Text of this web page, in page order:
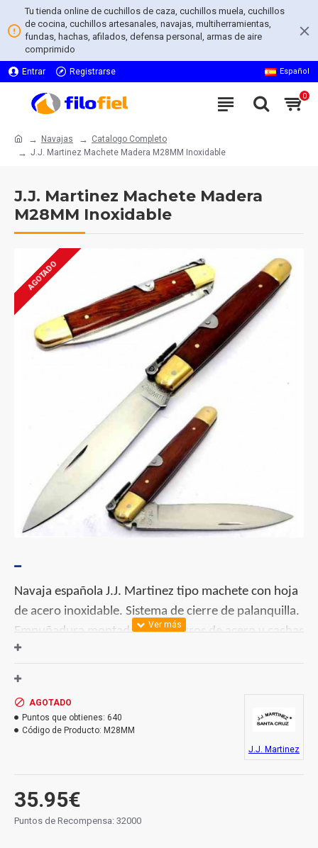
Tu tienda online de cuchillos de caza, cuchillos muela, cuchillos
de cocina, cuchillos artesanales, navajas, multiherramientas,
fundas, hachas, afilados, defensa personal, armas de aire
comprimido
Entrar Registrarse Español
0
Navajas
Catalogo Completo
J.J. Martinez Machete Madera M28MM Inoxidable
J.J. Martinez Machete Madera
M28MM Inoxidable
AGOTADO
Navaja española J.J. Martinez tipo machete con hoja
de acero inoxidable. Sistema de cierre de palanquilla.
Empuñadura montada sobre forros de acero y cachas
de madera. Virolas de laton.
Hoja de acero inoxidable MoVa de 89 mm. de largo.
Empuñadura: madera. Sistema bloque
Peso: 70 grs.
35.95€
Puntos de Recompensa: 32000
AGOTADO
Puntos que obtienes: 640
Código de Producto: M28MM
J.J. Martinez